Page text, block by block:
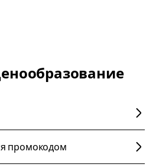
промокодом